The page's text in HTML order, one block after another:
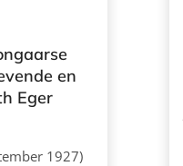
en
Eger
1927)